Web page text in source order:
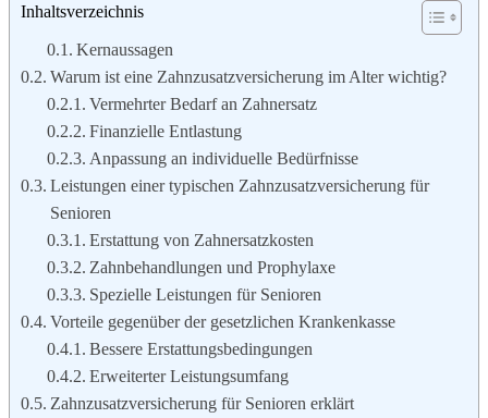
Inhaltsverzeichnis
Kernaussagen
Warum ist eine Zahnzusatzversicherung im Alter wichtig?
Vermehrter Bedarf an Zahnersatz
Finanzielle Entlastung
Anpassung an individuelle Bedürfnisse
Leistungen einer typischen Zahnzusatzversicherung für
Senioren
Erstattung von Zahnersatzkosten
Zahnbehandlungen und Prophylaxe
Spezielle Leistungen für Senioren
Vorteile gegenüber der gesetzlichen Krankenkasse
Bessere Erstattungsbedingungen
Erweiterter Leistungsumfang
Zahnzusatzversicherung für Senioren erklärt